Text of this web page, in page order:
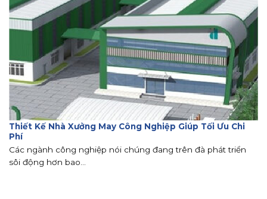
Thiết Kế Nhà Xưởng May Công Nghiệp Giúp Tối Ưu Chi
Phí
Các ngành công nghiệp nói chúng đang trên đà phát triển
sôi động hơn bao...